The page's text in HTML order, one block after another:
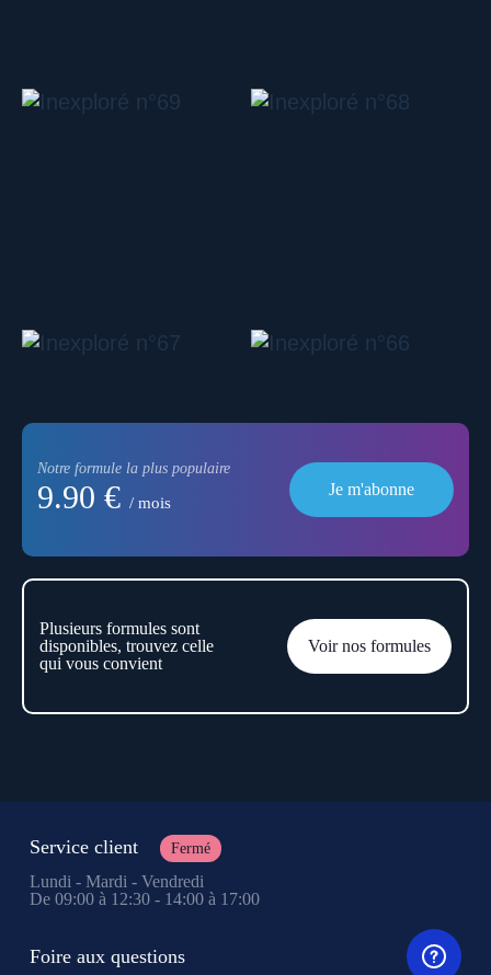
Notre formule la plus populaire
9.90 € / mois
Je m'abonne
Plusieurs formules sont
disponibles, trouvez celle
qui vous convient
Voir nos formules
Service client Fermé
Lundi - Mardi - Vendredi
De 09:00 à 12:30 - 14:00 à 17:00
Foire aux questions